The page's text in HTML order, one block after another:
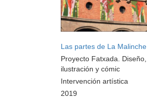
Las partes de La Malinche
Proyecto Fatxada. Diseño,
ilustración y cómic
Intervención artística
2019